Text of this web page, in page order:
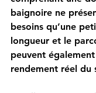
baignoire ne
besoins qu’une
longueur et le
peuvent
rendement réel du